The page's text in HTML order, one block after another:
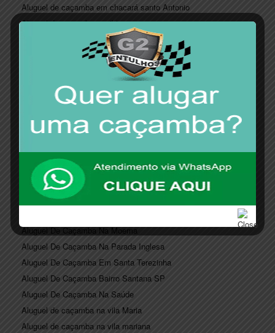
Aluguel de caçamba em chacará santo Antonio
Aluguel de caçamba em ibirapuera
Aluguel de caçamba em indianopolis
Aluguel de caçamba em Jardim América
Aluguel de caçamba Jardim Saúde
Aluguel de caçamba Jardim Paulista
aluguel De Caçamba Em Planalto Paulista
Aluguel De Caçamba Em Santo Amaro
Aluguel de caçamba São Judas
Aluguel de caçamba em vila andrade
Aluguel De Caçamba Na Aclimação
Aluguel de caçamba na casa verde
Aluguel De Caçamba Na Freguesia Do Ó
Aluguel De Caçamba Na Moema
Aluguel De Caçamba Na Parada Inglesa
Aluguel De Caçamba Em Santa Terezinha
Aluguel De Caçamba Bairro Santana SP
Aluguel De Caçamba Na Saúde
Aluguel de caçamba na vila Maria
Aluguel de caçamba na vila mariana